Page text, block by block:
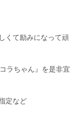
くて励みになって頑
ラちゃん』を是非宜
定など